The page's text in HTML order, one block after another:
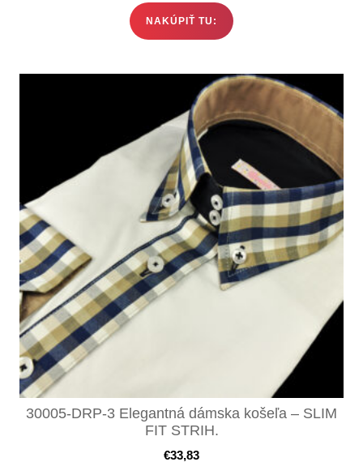
NAKÚPIŤ TU:
30005-DRP-3 Elegantná dámska košeľa – SLIM
FIT STRIH.
€33,83